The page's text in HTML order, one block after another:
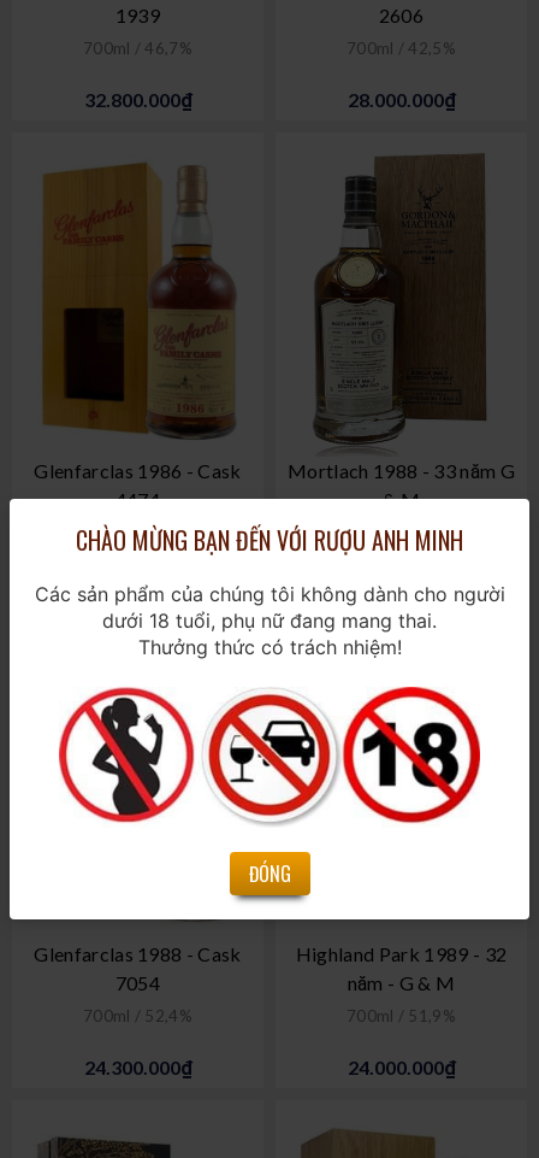
1939
700ml / 46,7%
32.800.000₫
2606
700ml / 42,5%
28.000.000₫
Glenfarclas 1986 - Cask
4474
700ml / 47,5%
27.000.000₫
Mortlach 1988 - 33 năm G
& M
700ml / 53,8%
26.000.000₫
Glenfarclas 1988 - Cask
7054
700ml / 52,4%
24.300.000₫
Highland Park 1989 - 32
năm - G & M
700ml / 51,9%
24.000.000₫
CHÀO MỪNG BẠN ĐẾN VỚI RƯỢU ANH MINH
Các sản phẩm của chúng tôi không dành cho người
dưới 18 tuổi, phụ nữ đang mang thai.
Thưởng thức có trách nhiệm!
ĐÓNG